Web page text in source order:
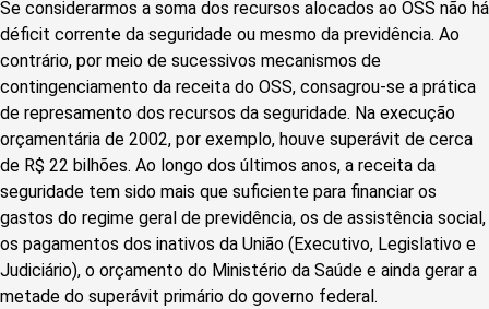
Se considerarmos a soma dos recursos alocados ao OSS não há
déficit corrente da seguridade ou mesmo da previdência. Ao
contrário, por meio de sucessivos mecanismos de
contingenciamento da receita do OSS, consagrou-se a prática
de represamento dos recursos da seguridade. Na execução
orçamentária de 2002, por exemplo, houve superávit de cerca
de R$ 22 bilhões. Ao longo dos últimos anos, a receita da
seguridade tem sido mais que suficiente para financiar os
gastos do regime geral de previdência, os de assistência social,
os pagamentos dos inativos da União (Executivo, Legislativo e
Judiciário), o orçamento do Ministério da Saúde e ainda gerar a
metade do superávit primário do governo federal.